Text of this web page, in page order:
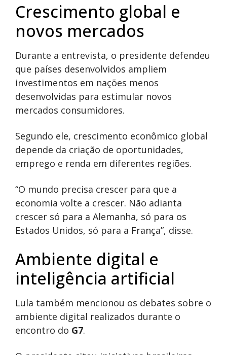
Crescimento global e
novos mercados
Durante a entrevista, o presidente defendeu
que países desenvolvidos ampliem
investimentos em nações menos
desenvolvidas para estimular novos
mercados consumidores.
Segundo ele, crescimento econômico global
depende da criação de oportunidades,
emprego e renda em diferentes regiões.
“O mundo precisa crescer para que a
economia volte a crescer. Não adianta
crescer só para a Alemanha, só para os
Estados Unidos, só para a França”, disse.
Ambiente digital e
inteligência artificial
Lula também mencionou os debates sobre o
ambiente digital realizados durante o
encontro do G7.